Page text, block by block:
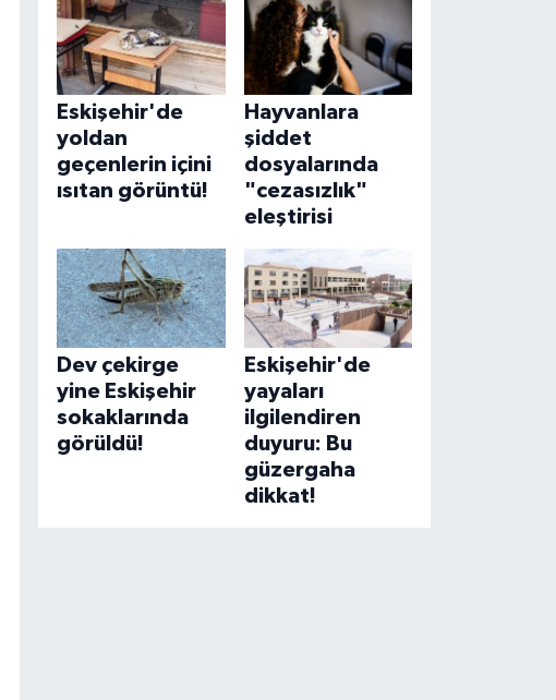
Eskişehir'de
yoldan
geçenlerin içini
ısıtan görüntü!
Hayvanlara
şiddet
dosyalarında
"cezasızlık"
eleştirisi
Dev çekirge
yine Eskişehir
sokaklarında
görüldü!
Eskişehir'de
yayaları
ilgilendiren
duyuru: Bu
güzergaha
dikkat!